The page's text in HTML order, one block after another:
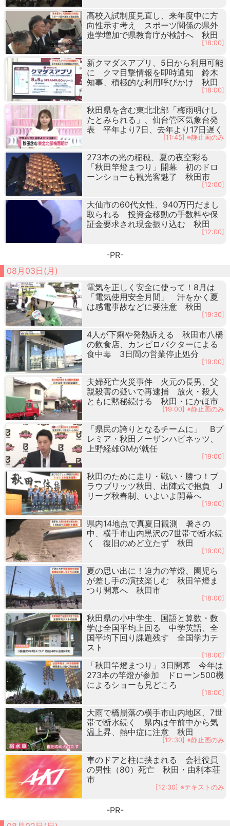
高校入試制度見直し、来年度中に方
向性示す考え スポーツ関係の県外
進学増加で県教育庁が検討へ 秋田
[18:00]
新クマダスアプリ、5日から利用可能
に クマ目撃情報を即時通知 鈴木
知事、積極的な利用呼びかけ 秋田
[18:00]
秋田県を含む東北北部「梅雨明けし
たとみられる」、仙台管区気象台発
表 平年より7日、去年より17日遅く
[11:45] ※静止画のみ
273本の光の稲穂、夏の夜空彩る
「秋田竿燈まつり」開幕 初のドロ
ーンショーも観光客魅了 秋田市
[12:00]
大仙市の60代女性、940万円だまし
取られる 投資金移動の手数料や保
証金要求され現金振り込む 秋田
[12:00]
-PR-
08月03日(月)
電気を正しく安全に使って！8月は
「電気使用安全月間」 汗をかく夏
は感電事故などに要注意 秋田
[19:30]
4人が下痢や発熱訴える 秋田市八橋
の飲食店、カンピロバクターによる
食中毒 3日間の営業停止処分
[19:00]
夫婦死亡火災事件 火元の長男、父
親殺害の疑いで再逮捕 放火・殺人
ともに黙秘続ける 秋田・にかほ市
[19:00] ※静止画のみ
「県民の誇りとなるチームに」 Bプ
レミア・秋田ノーザンハピネッツ、
上野経雄GMが就任
[19:00]
秋田のために走り・戦い・勝つ！ブ
ラウブリッツ秋田、出陣式で抱負 J
リーグ秋春制、いよいよ開幕へ
[19:00]
県内14地点で真夏日観測 暑さの
中、横手市山内黒沢の7世帯で断水続
く 復旧のめど立たず 秋田
[19:00]
夏の思い出に！迫力の竿燈、園児ら
が差し手の演技楽しむ 秋田竿燈ま
つり開幕へ 秋田市
[18:00]
秋田県の小中学生、国語と算数・数
学は全国平均上回る 中学英語、全
国平均下回り課題残す 全国学力テ
スト
[18:00]
「秋田竿燈まつり」3日開幕 今年は
273本の竿燈が参加 ドローン500機
によるショーも見どころ
[18:00]
大雨で橋崩落の横手市山内地区、7世
帯で断水続く 県内は午前中から気
温上昇、熱中症に注意 秋田
[12:30] ※静止画のみ
車のドアと柱に挟まれる 会社役員
の男性（80）死亡 秋田・由利本荘
市
[12:30] ※テキストのみ
-PR-